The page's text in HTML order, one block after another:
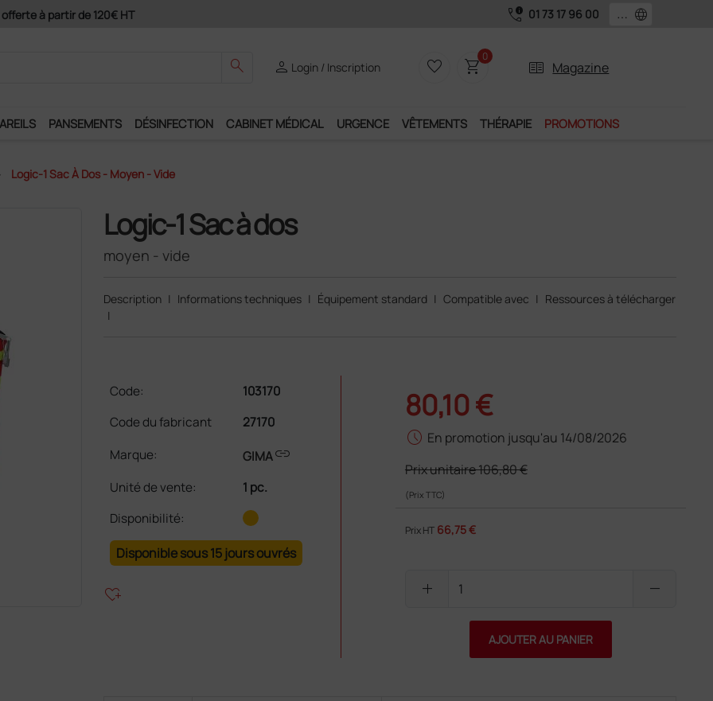
4X avec Paypal call_quality 01 73 17 96 00 language
search person Login / Inscription favorite_border shopping_cart0
two_pager Magazine
PANSEMENTS DÉSINFECTION CABINET MÉDICAL URGENCE VÊTEMENTS THÉRAPIE PROMOTIONS
Logic-1 Sac À Dos - Moyen - Vide
Logic-1 Sac à dos
moyen - vide
Description | Informations techniques | Équipement standard | Compatible avec | Ressources à télécharger
|
Code:
103170
Code du fabricant
27170
Marque:
GIMAlink
Unité de vente:
1 pc.
Disponibilité:
Disponible sous 15 jours ouvrés
heart_plus
80,10 €
schedule En promotion jusqu'au 14/08/2026
Prix unitaire106,80 €
(Prix TTC)
Prix HT 66,75 €
add remove
AJOUTER AU PANIER